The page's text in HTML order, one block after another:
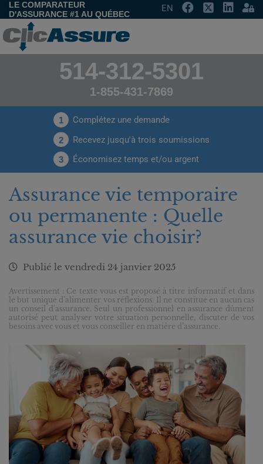
LE COMPARATEUR
D'ASSURANCE #1 AU QUÉBEC
EN
514-312-5301
1-855-431-7869
1 Complétez une demande
2 Recevez jusqu'à trois soumissions
3 Économisez temps et/ou argent
Assurance vie temporaire
ou permanente : Quelle
assurance vie choisir?
Publié le vendredi 24 janvier 2025
Avertissement : Ce texte vous est proposé à titre informatif et dans
le but unique d’alimenter vos réflexions. Il ne constitue en aucun cas
un conseil d'assurance. Seul un professionnel en assurance dûment
autorisé peut analyser votre situation personnelle, discuter de vos
besoins avec vous et vous conseiller en matière d’assurance.